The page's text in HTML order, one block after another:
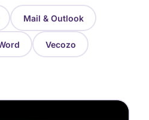
Mail & Outlook
Vecozo